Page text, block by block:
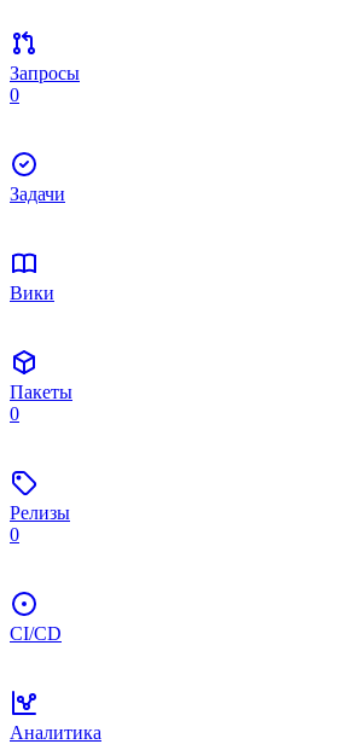
Запросы
0
Задачи
Вики
Пакеты
0
Релизы
0
CI/CD
Аналитика